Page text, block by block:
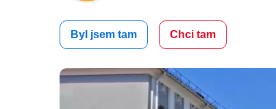
Byl jsem tam Chci tam